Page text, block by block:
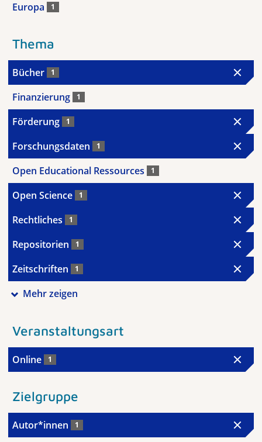
Europa 1
Thema
Bücher 1
Finanzierung 1
Förderung 1
Forschungsdaten 1
Open Educational Ressources 1
Open Science 1
Rechtliches 1
Repositorien 1
Zeitschriften 1
Mehr zeigen
Veranstaltungsart
Online 1
Zielgruppe
Autor*innen 1